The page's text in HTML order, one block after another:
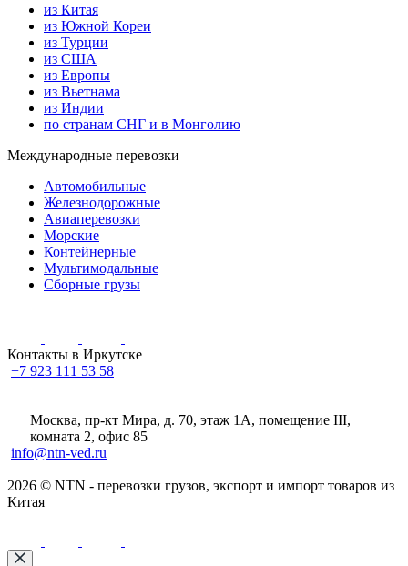
из Китая
из Южной Кореи
из Турции
из США
из Европы
из Вьетнама
из Индии
по странам СНГ и в Монголию
Международные перевозки
Автомобильные
Железнодорожные
Авиаперевозки
Морские
Контейнерные
Мультимодальные
Сборные грузы
Контакты в Иркутске
+7 923 111 53 58
Москва, пр-кт Мира, д. 70, этаж 1А, помещение III,
комната 2, офис 85
info@ntn-ved.ru
2026 © NTN - перевозки грузов, экспорт и импорт товаров из
Китая